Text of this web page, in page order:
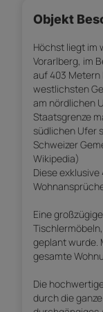
Objekt
Höchst liegt im
Vorarlberg, im
auf 403 Metern
westlichsten
am nördlichen
Staatsgrenze
südlichen Ufer
Schweizer
Wikipedia)
Diese
Eine
geplant wurde.
gesamte
Die
durch die